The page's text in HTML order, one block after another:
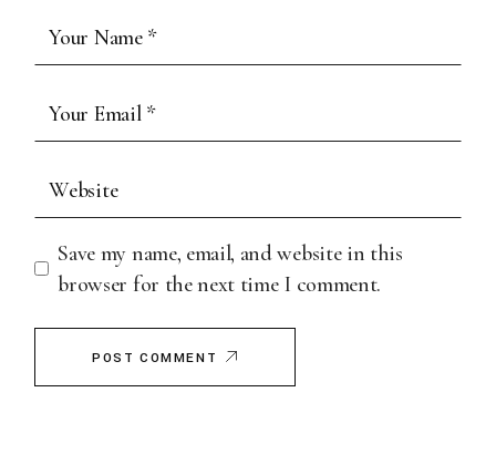
Save my name, email, and website in this
browser for the next time I comment.
POST COMMENT